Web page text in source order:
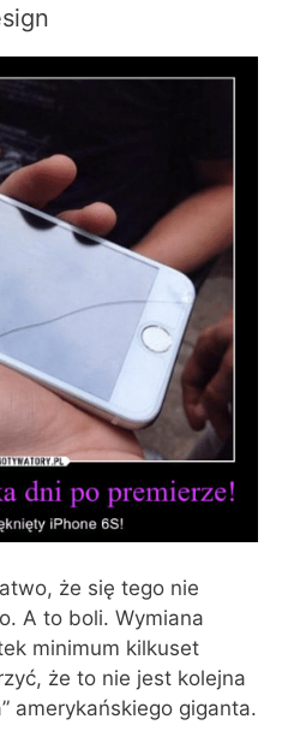
że się tego nie
A to boli. Wymiana
minimum kilkuset
że to nie jest kolejna
amerykańskiego giganta.